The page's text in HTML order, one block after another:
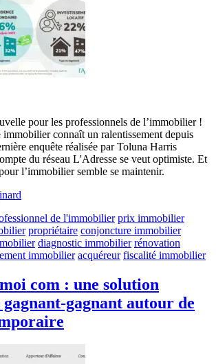
pour les professionnels de l’immobilier !
connaît un ralentissement depuis
enquête réalisée par Toluna Harris
du réseau L'Adresse se veut optimiste. Et
l’immobilier semble se maintenir.
de l'immobilier prix immobilier
propriétaire conjoncture immobilier
diagnostic immobilier rénovation
immobilier acquéreur fiscalité immobilier
com : une solution
gagnant autour de